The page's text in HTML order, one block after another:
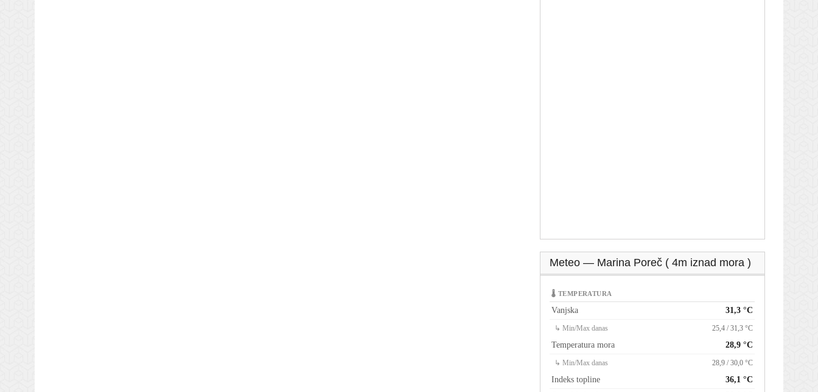
Meteo — Marina Poreč ( 4m iznad mora )
🌡 TEMPERATURA
Vanjska 31,3 °C
↳ Min/Max danas 25,4 / 31,3 °C
Temperatura mora 28,9 °C
↳ Min/Max danas 28,9 / 30,0 °C
Indeks topline
36,1 °C